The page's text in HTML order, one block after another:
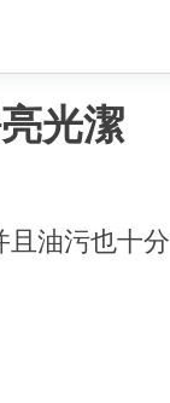
光潔
且油污也十分